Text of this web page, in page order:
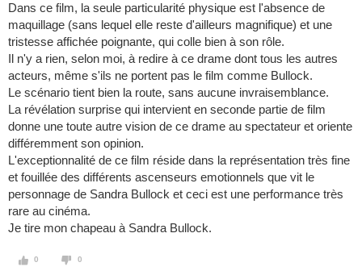
Dans ce film, la seule particularité physique est l'absence de
maquillage (sans lequel elle reste d'ailleurs magnifique) et une
tristesse affichée poignante, qui colle bien à son rôle.
Il n'y a rien, selon moi, à redire à ce drame dont tous les autres
acteurs, même s'ils ne portent pas le film comme Bullock.
Le scénario tient bien la route, sans aucune invraisemblance.
La révélation surprise qui intervient en seconde partie de film
donne une toute autre vision de ce drame au spectateur et oriente
différemment son opinion.
L'exceptionnalité de ce film réside dans la représentation très fine
et fouillée des différents ascenseurs emotionnels que vit le
personnage de Sandra Bullock et ceci est une performance très
rare au cinéma.
Je tire mon chapeau à Sandra Bullock.
0 0